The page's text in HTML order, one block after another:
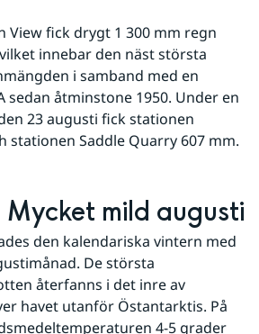
View fick drygt 1 300 mm regn
innebar den näst största
i samband med en
sedan åtminstone 1950. Under en
23 augusti fick stationen
stationen Saddle Quarry 607 mm.
mild augusti
den kalendariska vintern med
De största
återfanns i det inre av
havet utanför Östantarktis. På
4-5 grader